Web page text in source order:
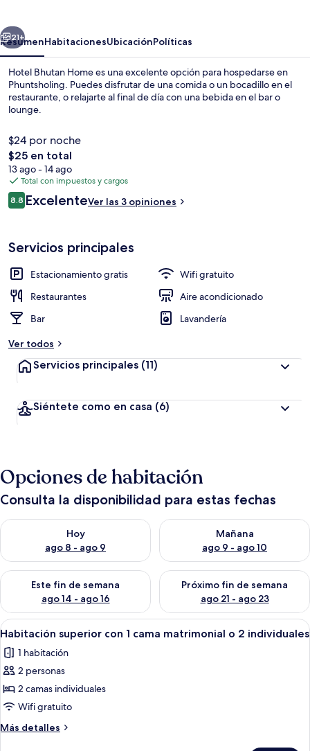
Siguiente
21+
ResumenHabitacionesUbicaciónPolíticas
Hotel Bhutan Home es una excelente opción para hospedarse en
Phuntsholing. Puedes disfrutar de una comida o un bocadillo en el
restaurante, o relajarte al final de día con una bebida en el bar o
lounge.
$24 por noche
El
precio
total
es
de
$25 en total
13 ago - 14 ago
Total con impuestos y cargos
Opiniones
8.88.8 de 10,
ExcelenteVer las 3 opiniones
Servicios principales
Estacionamiento gratis
Wifi gratuito
Restaurantes
Aire acondicionado
Bar
Lavandería
Ver todos
Servicios principales (11)
Siéntete como en casa (6)
Opciones de habitación
Consulta la disponibilidad para estas fechas
Hoy
ago 8 - ago 9
Consulta la disponibilidad para hoy ago 8 - ago 9
Mañana
ago 9 - ago 10
Consulta la disponibilidad
Este fin de semana
ago 14 - ago 16
Consulta la disponibilidad para este fin de semana ago 14 -
Próximo fin de semana
ago 21 - ago 23
Consulta la disponibilidad
Abrir
todas
las
fotos
de
Habitación
superior
con
Habitación de hotel con dos camas,
5
Habitación superior con 1 cama matrimonial o 2 individuales
1 habitación
2 personas
2 camas individuales
Wifi gratuito
Más detalles
Más